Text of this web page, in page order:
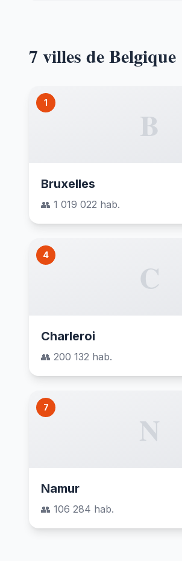
7 villes de Belgique
1
B
Bruxelles
👥 1 019 022 hab.
4
C
Charleroi
👥 200 132 hab.
7
N
Namur
👥 106 284 hab.